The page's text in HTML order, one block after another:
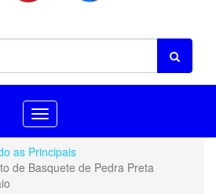
Toggle
navigation
as Principais
de Basquete de Pedra Preta